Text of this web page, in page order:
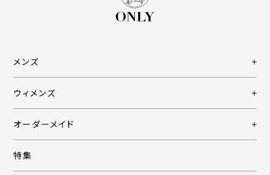
メンズ
ウィメンズ
オーダーメイド
特集